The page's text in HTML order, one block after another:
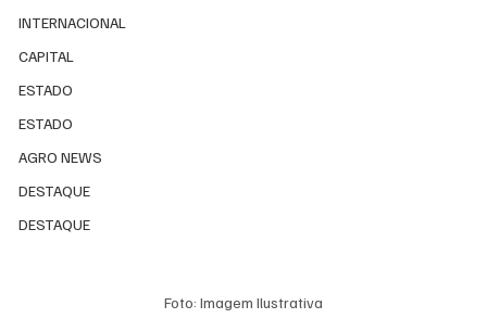
INTERNACIONAL
CAPITAL
ESTADO
ESTADO
AGRO NEWS
DESTAQUE
DESTAQUE
Foto: Imagem Ilustrativa